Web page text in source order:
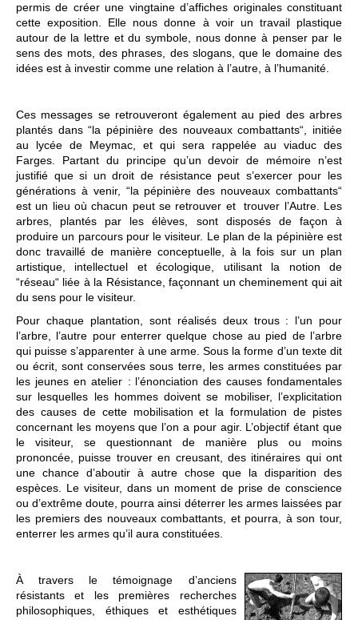
permis de créer une vingtaine d’affiches originales constituant
cette exposition. Elle nous donne à voir un travail plastique
autour de la lettre et du symbole, nous donne à penser par le
sens des mots, des phrases, des slogans, que le domaine des
idées est à investir comme une relation à l’autre, à l’humanité.
Ces messages se retrouveront également au pied des arbres
plantés dans “la pépinière des nouveaux combattants“, initiée
au lycée de Meymac, et qui sera rappelée au viaduc des
Farges. Partant du principe qu’un devoir de mémoire n’est
justifié que si un droit de résistance peut s’exercer pour les
générations à venir, “la pépinière des nouveaux combattants“
est un lieu où chacun peut se retrouver et trouver l’Autre. Les
arbres, plantés par les élèves, sont disposés de façon à
produire un parcours pour le visiteur. Le plan de la pépinière est
donc travaillé de manière conceptuelle, à la fois sur un plan
artistique, intellectuel et écologique, utilisant la notion de
“réseau“ liée à la Résistance, façonnant un cheminement qui ait
du sens pour le visiteur.
Pour chaque plantation, sont réalisés deux trous : l’un pour
l’arbre, l’autre pour enterrer quelque chose au pied de l’arbre
qui puisse s’apparenter à une arme. Sous la forme d’un texte dit
ou écrit, sont conservées sous terre, les armes constituées par
les jeunes en atelier : l’énonciation des causes fondamentales
sur lesquelles les hommes doivent se mobiliser, l’explicitation
des causes de cette mobilisation et la formulation de pistes
concernant les moyens que l’on a pour agir. L’objectif étant que
le visiteur, se questionnant de manière plus ou moins
prononcée, puisse trouver en creusant, des itinéraires qui ont
une chance d’aboutir à autre chose que la disparition des
espèces. Le visiteur, dans un moment de prise de conscience
ou d’extrême doute, pourra ainsi déterrer les armes laissées par
les premiers des nouveaux combattants, et pourra, à son tour,
enterrer les armes qu’il aura constituées.
À travers le témoignage d’anciens
résistants et les premières recherches
philosophiques, éthiques et esthétiques